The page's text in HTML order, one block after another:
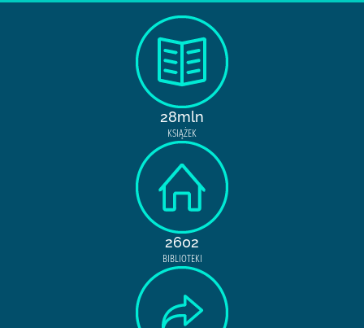
28mln
KSIĄŻEK
2602
BIBLIOTEKI